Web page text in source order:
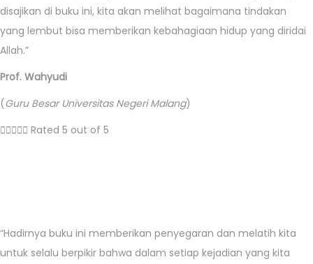
disajikan di buku ini, kita akan melihat bagaimana tindakan
yang lembut bisa memberikan kebahagiaan hidup yang diridai
Allah.”
Prof. Wahyudi
(Guru Besar Universitas Negeri Malang)
 Rated 5 out of 5
“Hadirnya buku ini memberikan penyegaran dan melatih kita
untuk selalu berpikir bahwa dalam setiap kejadian yang kita